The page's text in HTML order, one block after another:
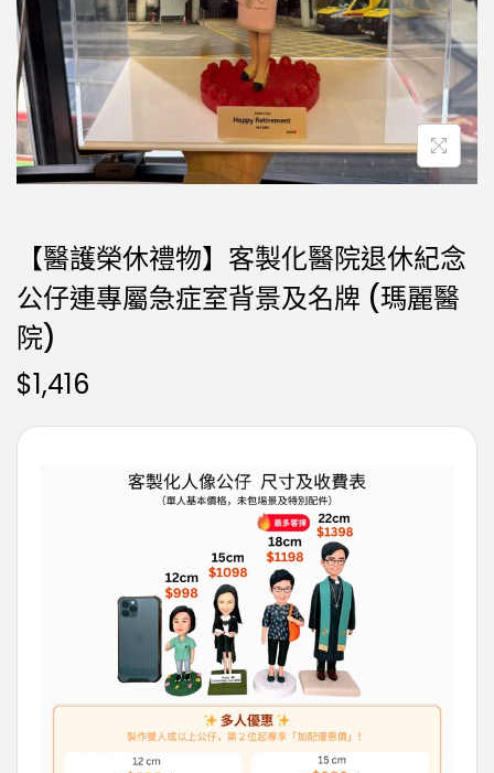
【醫護榮休禮物】客製化醫院退休紀念
公仔連專屬急症室背景及名牌 (瑪麗醫
院)
$1,416